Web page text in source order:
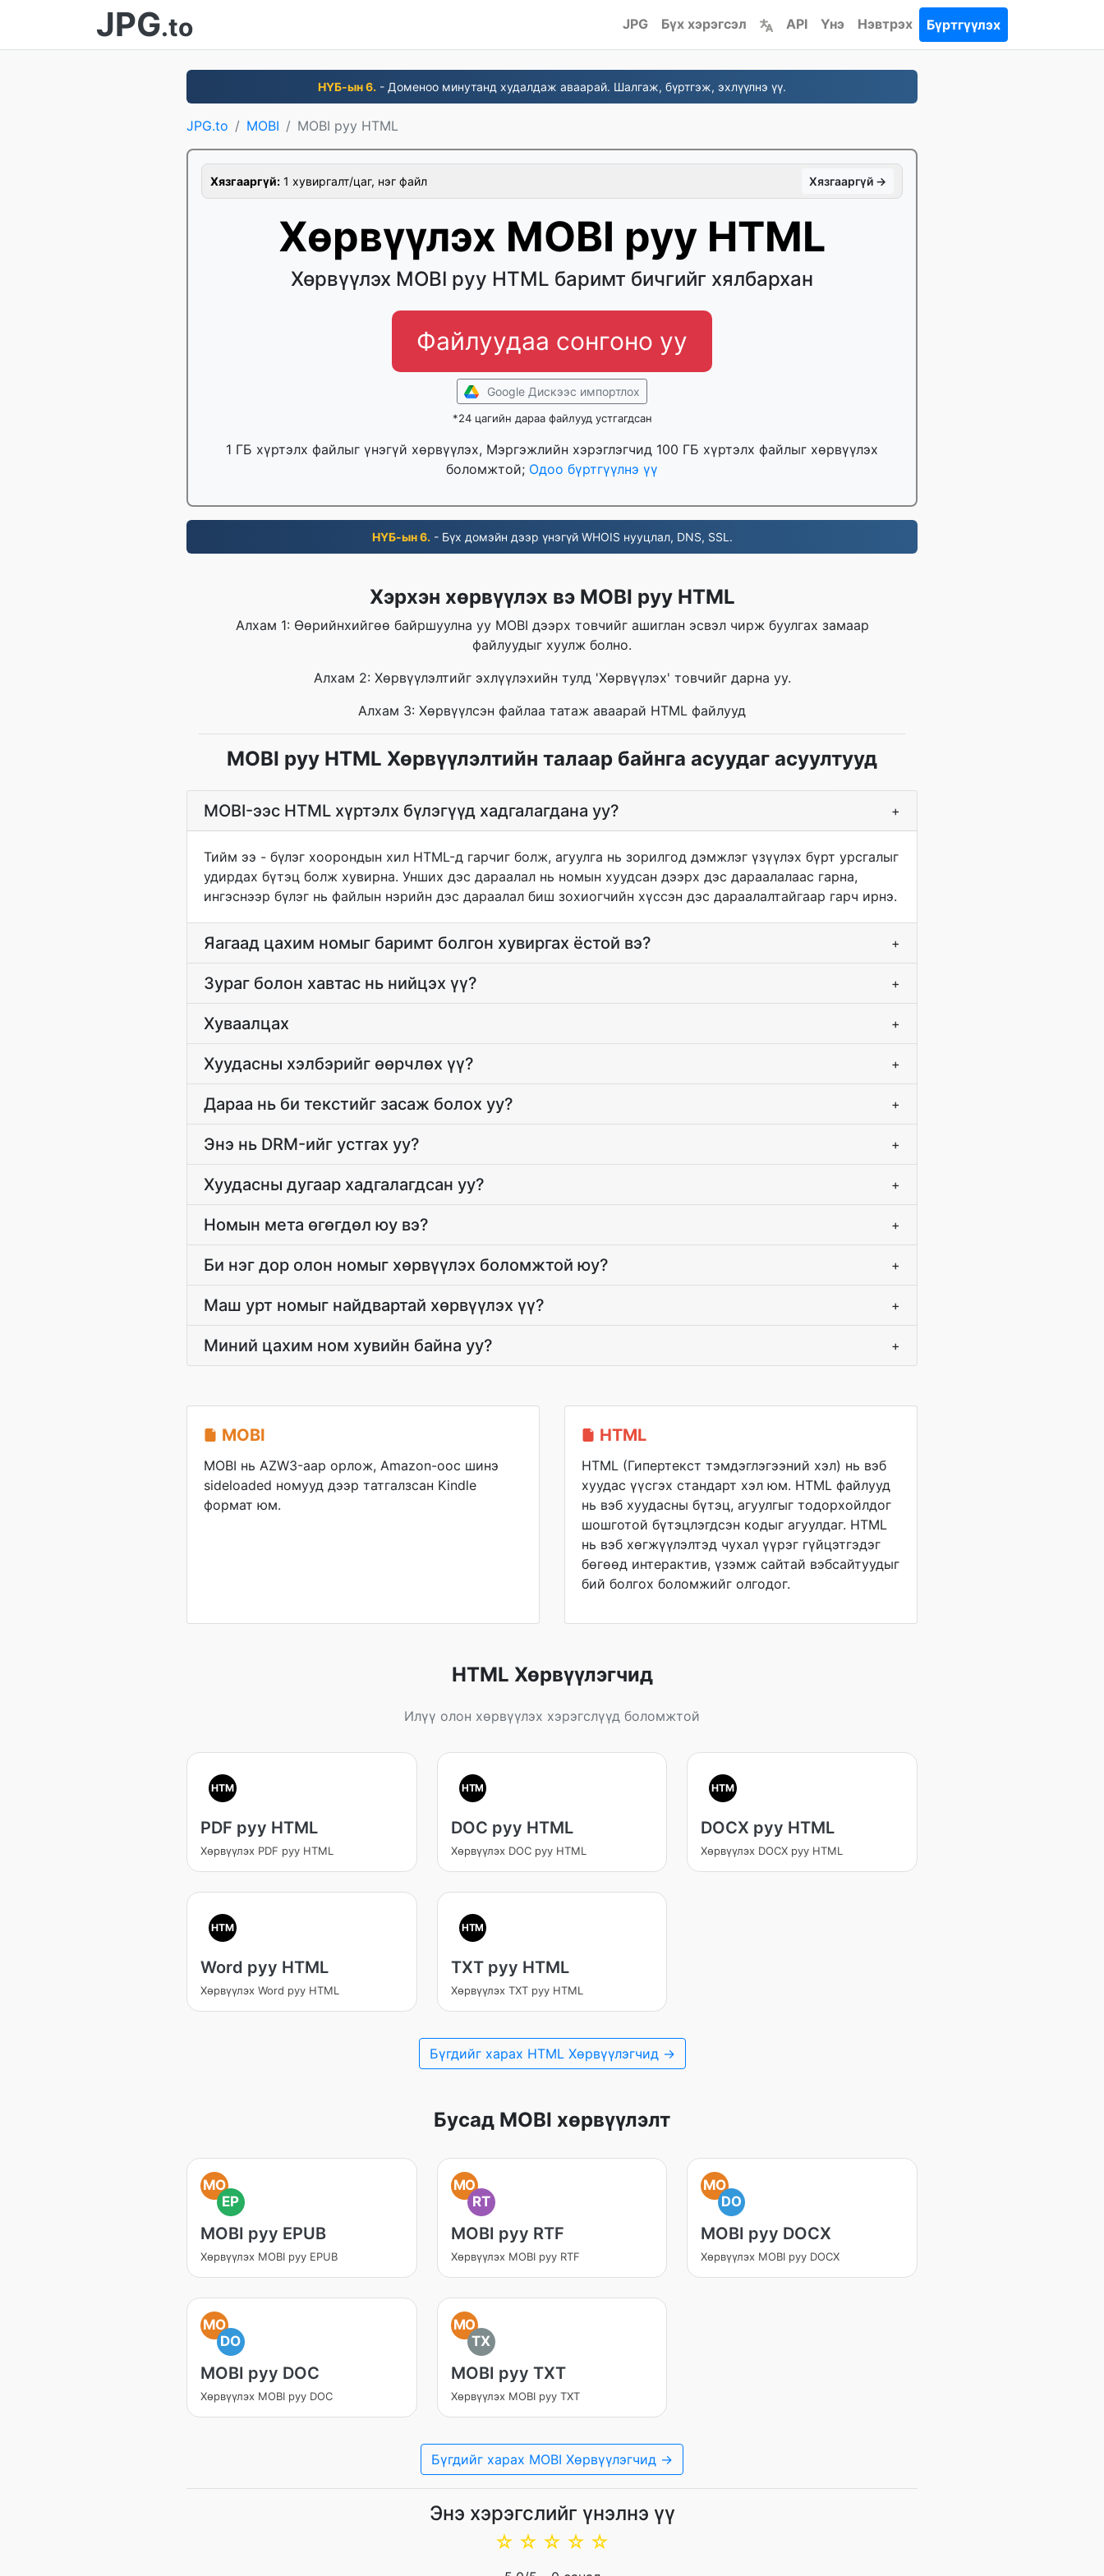
JPG.to JPG Бүх хэрэгсэл API Үнэ Нэвтрэх Бүртгүүлэх
НҮБ-ын 6. - Доменоо минутанд худалдаж аваарай. Шалгаж, бүртгэж, эхлүүлнэ үү.
JPG.to MOBI MOBI руу HTML
Хязгааргүй: 1 хувиргалт/цаг, нэг файл Хязгааргүй →
Хөрвүүлэх MOBI руу HTML
Хөрвүүлэх MOBI руу HTML баримт бичгийг хялбархан
Файлуудаа сонгоно уу
Google Дискээс импортлох
*24 цагийн дараа файлууд устгагдсан
1 ГБ хүртэлх файлыг үнэгүй хөрвүүлэх, Мэргэжлийн хэрэглэгчид 100 ГБ хүртэлх файлыг хөрвүүлэх
боломжтой; Одоо бүртгүүлнэ үү
НҮБ-ын 6. - Бүх домэйн дээр үнэгүй WHOIS нууцлал, DNS, SSL.
Хэрхэн хөрвүүлэх вэ MOBI руу HTML
Алхам 1: Өөрийнхийгөө байршуулна уу MOBI дээрх товчийг ашиглан эсвэл чирж буулгах замаар
файлуудыг хуулж болно.
Алхам 2: Хөрвүүлэлтийг эхлүүлэхийн тулд 'Хөрвүүлэх' товчийг дарна уу.
Алхам 3: Хөрвүүлсэн файлаа татаж аваарай HTML файлууд
MOBI руу HTML Хөрвүүлэлтийн талаар байнга асуудаг асуултууд
MOBI-ээс HTML хүртэлх бүлэгүүд хадгалагдана уу? +
Тийм ээ - бүлэг хоорондын хил HTML-д гарчиг болж, агуулга нь зорилгод дэмжлэг үзүүлэх бүрт урсгалыг
удирдах бүтэц болж хувирна. Унших дэс дараалал нь номын хуудсан дээрх дэс дараалалаас гарна,
ингэснээр бүлэг нь файлын нэрийн дэс дараалал биш зохиогчийн хүссэн дэс дараалалтайгаар гарч ирнэ.
Яагаад цахим номыг баримт болгон хувиргах ёстой вэ? +
Зураг болон хавтас нь нийцэх үү? +
Хуваалцах +
Хуудасны хэлбэрийг өөрчлөх үү? +
Дараа нь би текстийг засаж болох уу? +
Энэ нь DRM-ийг устгах уу? +
Хуудасны дугаар хадгалагдсан уу? +
Номын мета өгөгдөл юу вэ? +
Би нэг дор олон номыг хөрвүүлэх боломжтой юу? +
Маш урт номыг найдвартай хөрвүүлэх үү? +
Миний цахим ном хувийн байна уу? +
MOBI
MOBI нь AZW3-аар орлож, Amazon-оос шинэ
sideloaded номууд дээр татгалзсан Kindle
формат юм.
HTML
HTML (Гипертекст тэмдэглэгээний хэл) нь вэб
хуудас үүсгэх стандарт хэл юм. HTML файлууд
нь вэб хуудасны бүтэц, агуулгыг тодорхойлдог
шошготой бүтэцлэгдсэн кодыг агуулдаг. HTML
нь вэб хөгжүүлэлтэд чухал үүрэг гүйцэтгэдэг
бөгөөд интерактив, үзэмж сайтай вэбсайтуудыг
бий болгох боломжийг олгодог.
HTML Хөрвүүлэгчид
Илүү олон хөрвүүлэх хэрэгслүүд боломжтой
HTM
PDF руу HTML
Хөрвүүлэх PDF руу HTML
HTM
DOC руу HTML
Хөрвүүлэх DOC руу HTML
HTM
DOCX руу HTML
Хөрвүүлэх DOCX руу HTML
HTM
Word руу HTML
Хөрвүүлэх Word руу HTML
HTM
TXT руу HTML
Хөрвүүлэх TXT руу HTML
Бүгдийг харах HTML Хөрвүүлэгчид →
Бусад MOBI хөрвүүлэлт
MO
EP
MOBI руу EPUB
Хөрвүүлэх MOBI руу EPUB
MO
RT
MOBI руу RTF
Хөрвүүлэх MOBI руу RTF
MO
DO
MOBI руу DOCX
Хөрвүүлэх MOBI руу DOCX
MO
DO
MOBI руу DOC
Хөрвүүлэх MOBI руу DOC
MO
TX
MOBI руу TXT
Хөрвүүлэх MOBI руу TXT
Бүгдийг харах MOBI Хөрвүүлэгчид →
Энэ хэрэгслийг үнэлнэ үү
☆
☆
☆
☆
☆